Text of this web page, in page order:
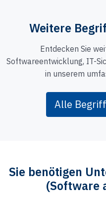
Weitere
Entdecken Sie
Softwareentwicklung, IT-
in unserem
Alle
Sie benötigen
(Software